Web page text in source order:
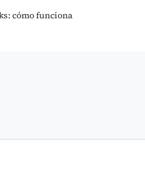
cómo funciona